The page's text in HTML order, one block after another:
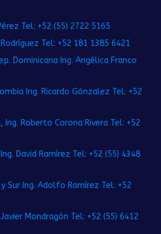
Tel: +52 (55) 2722 5165
Tel: +52 181 1385 6421
Dominicana Ing. Angélica Franco
Ing. Ricardo Gónzalez Tel: +52
Ing. Roberto Corona Rivera Tel: +52
David Ramírez Tel: +52 (55) 4348
Sur Ing. Adolfo Ramírez Tel: +52
Mondragón Tel: +52 (55) 6412